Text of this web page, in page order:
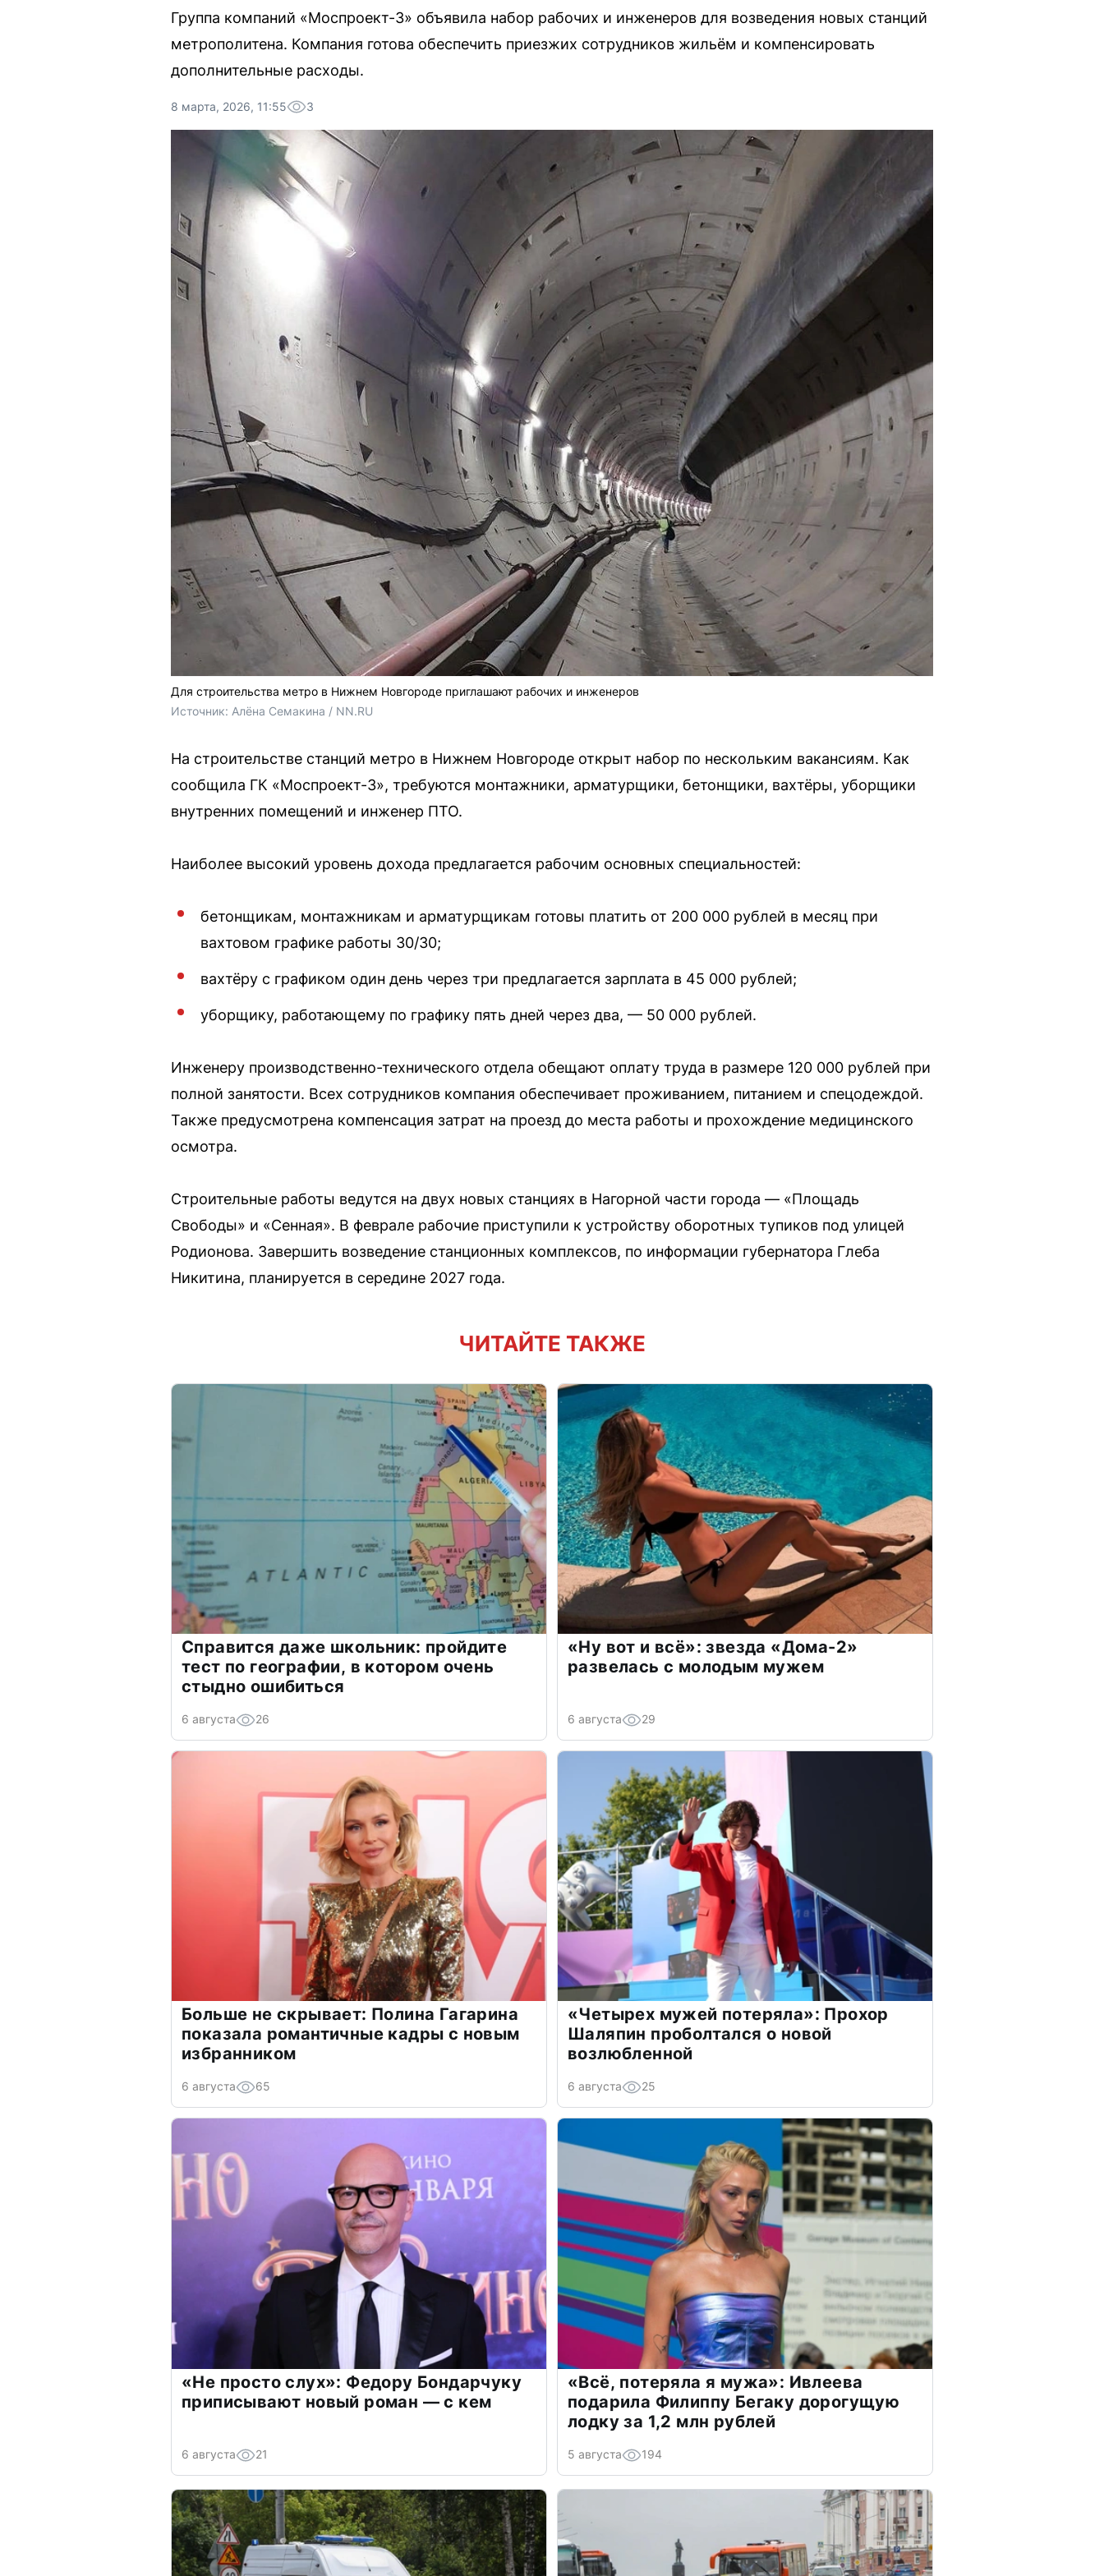
Группа компаний «Моспроект-3» объявила набор рабочих и инженеров для возведения новых станций
метрополитена. Компания готова обеспечить приезжих сотрудников жильём и компенсировать
дополнительные расходы.
8 марта, 2026, 11:55 3
Для строительства метро в Нижнем Новгороде приглашают рабочих и инженеров
Источник: Алёна Семакина / NN.RU
На строительстве станций метро в Нижнем Новгороде открыт набор по нескольким вакансиям. Как
сообщила ГК «Моспроект-3», требуются монтажники, арматурщики, бетонщики, вахтёры, уборщики
внутренних помещений и инженер ПТО.
Наиболее высокий уровень дохода предлагается рабочим основных специальностей:
бетонщикам, монтажникам и арматурщикам готовы платить от 200 000 рублей в месяц при
вахтовом графике работы 30/30;
вахтёру с графиком один день через три предлагается зарплата в 45 000 рублей;
уборщику, работающему по графику пять дней через два, — 50 000 рублей.
Инженеру производственно-технического отдела обещают оплату труда в размере 120 000 рублей при
полной занятости. Всех сотрудников компания обеспечивает проживанием, питанием и спецодеждой.
Также предусмотрена компенсация затрат на проезд до места работы и прохождение медицинского
осмотра.
Строительные работы ведутся на двух новых станциях в Нагорной части города — «Площадь
Свободы» и «Сенная». В феврале рабочие приступили к устройству оборотных тупиков под улицей
Родионова. Завершить возведение станционных комплексов, по информации губернатора Глеба
Никитина, планируется в середине 2027 года.
ЧИТАЙТЕ ТАКЖЕ
Справится даже школьник: пройдите
тест по географии, в котором очень
стыдно ошибиться
6 августа 26
«Ну вот и всё»: звезда «Дома-2»
развелась с молодым мужем
6 августа 29
Больше не скрывает: Полина Гагарина
показала романтичные кадры с новым
избранником
6 августа 65
«Четырех мужей потеряла»: Прохор
Шаляпин проболтался о новой
возлюбленной
6 августа 25
«Не просто слух»: Федору Бондарчуку
приписывают новый роман — с кем
6 августа 21
«Всё, потеряла я мужа»: Ивлеева
подарила Филиппу Бегаку дорогущую
лодку за 1,2 млн рублей
5 августа 194